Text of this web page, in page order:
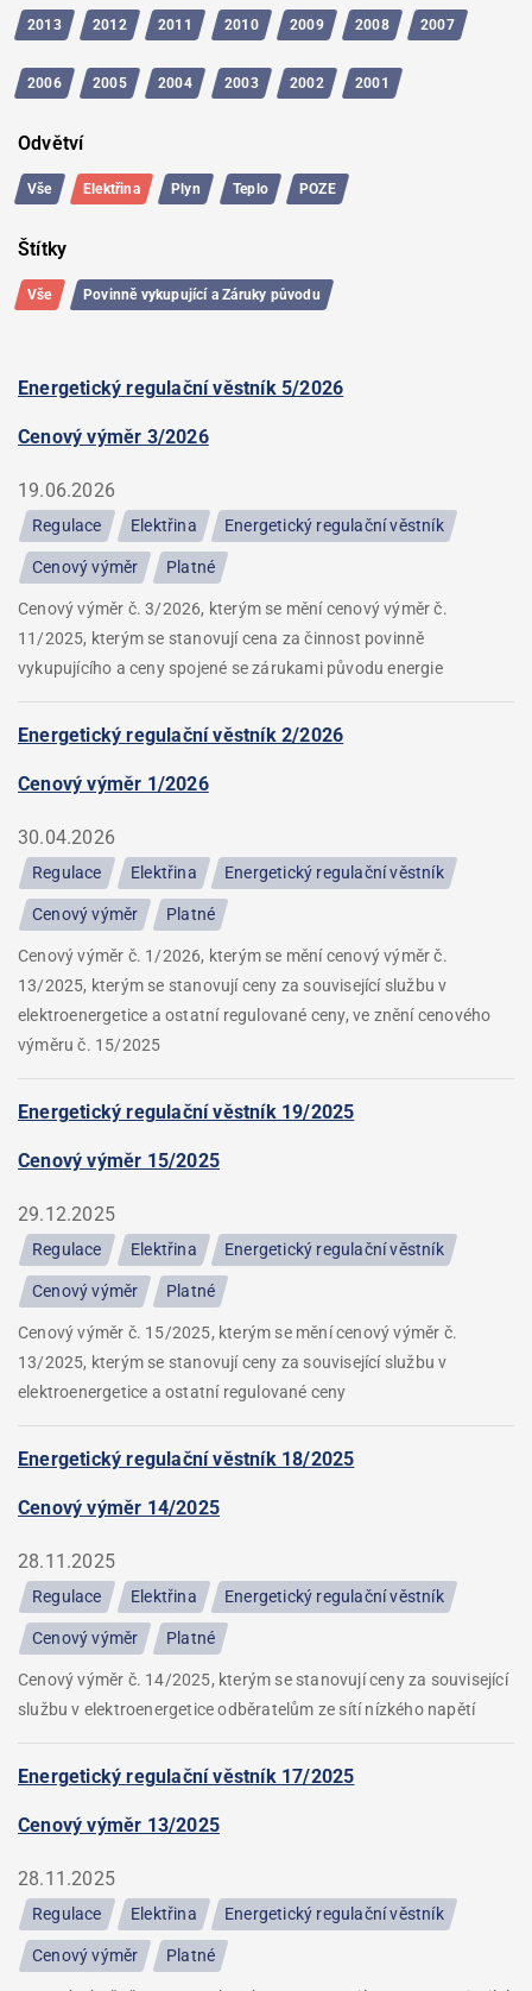
2013 2012 2011 2010 2009 2008 2007
2006 2005 2004 2003 2002 2001
Odvětví
Vše Elektřina Plyn Teplo POZE
Štítky
Vše Povinně vykupující a Záruky původu
Energetický regulační věstník 5/2026
Cenový výměr 3/2026
19.06.2026
Regulace Elektřina Energetický regulační věstník
Cenový výměr Platné
Cenový výměr č. 3/2026, kterým se mění cenový výměr č.
11/2025, kterým se stanovují cena za činnost povinně
vykupujícího a ceny spojené se zárukami původu energie
Energetický regulační věstník 2/2026
Cenový výměr 1/2026
30.04.2026
Regulace Elektřina Energetický regulační věstník
Cenový výměr Platné
Cenový výměr č. 1/2026, kterým se mění cenový výměr č.
13/2025, kterým se stanovují ceny za související službu v
elektroenergetice a ostatní regulované ceny, ve znění cenového
výměru č. 15/2025
Energetický regulační věstník 19/2025
Cenový výměr 15/2025
29.12.2025
Regulace Elektřina Energetický regulační věstník
Cenový výměr Platné
Cenový výměr č. 15/2025, kterým se mění cenový výměr č.
13/2025, kterým se stanovují ceny za související službu v
elektroenergetice a ostatní regulované ceny
Energetický regulační věstník 18/2025
Cenový výměr 14/2025
28.11.2025
Regulace Elektřina Energetický regulační věstník
Cenový výměr Platné
Cenový výměr č. 14/2025, kterým se stanovují ceny za související
službu v elektroenergetice odběratelům ze sítí nízkého napětí
Energetický regulační věstník 17/2025
Cenový výměr 13/2025
28.11.2025
Regulace Elektřina Energetický regulační věstník
Cenový výměr Platné